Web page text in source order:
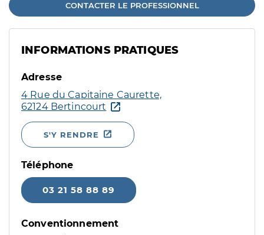
CONTACTER LE PROFESSIONNEL
INFORMATIONS PRATIQUES
Adresse
4 Rue du Capitaine Caurette,
62124 Bertincourt
S'Y RENDRE
Téléphone
03 21 58 88 89
Conventionnement